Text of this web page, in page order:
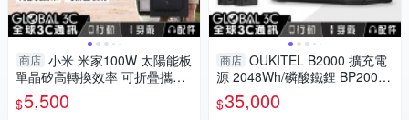
商店 小米 米家100W 太陽能板
單晶矽高轉換效率 可折疊攜帶
MC4接口 耐高溫 防潑水防塵
$5,500
商店 OUKITEL B2000 擴充電
源 2048Wh/磷酸鐵鋰 BP2000
專用子機 PD100W 手機筆電充
電
$35,000